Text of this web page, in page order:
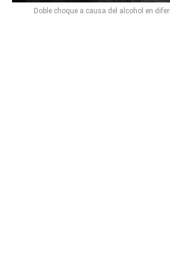
Doble choque a causa del alcohol en